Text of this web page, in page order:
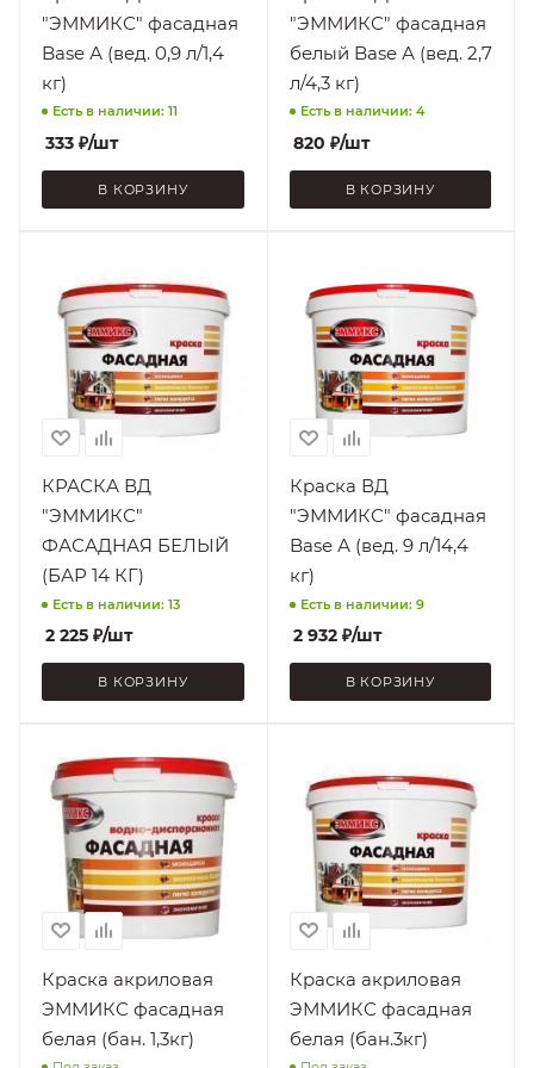
При плюсовых
температурах
Стойкость к
Мокрому
истиранию,
Раствору
бытовых моющих
средств, УФ-
лучам
"ЭММИКС" фасадная
Base А (вед. 0,9 л/1,4
кг)
Есть в наличии: 11
333 ₽/шт
В КОРЗИНУ
Мокрому
истиранию,
Раствору
бытовых моющих
средств, УФ-
лучам
"ЭММИКС" фасадная
белый Base А (вед. 2,7
л/4,3 кг)
Есть в наличии: 4
820 ₽/шт
В КОРЗИНУ
OSB,
Асбестоцементные
поверхности,
Бетон, ДСП,
Дерево, Кирпич,
Фанера, Цемент,
Штукатурка
При плюсовых
температурах
Стойкость к
Мокрому
истиранию,
Раствору
бытовых моющих
средств, УФ-
КРАСКА ВД
"ЭММИКС"
ФАСАДНАЯ БЕЛЫЙ
(БАР 14 КГ)
Есть в наличии: 13
2 225 ₽/шт
В КОРЗИНУ
OSB,
Асбестоцементные
поверхности,
Бетон, ДСП,
Дерево, Кирпич,
Фанера, Цемент,
Штукатурка
При плюсовых
температурах
Стойкость к
Мокрому
истиранию,
Раствору
бытовых моющих
средств, УФ-
Краска ВД
"ЭММИКС" фасадная
Base А (вед. 9 л/14,4
кг)
Есть в наличии: 9
2 932₽/шт
В КОРЗИНУ
Поверхность
OSB,
Асбестоцементные
поверхности,
Бетон, ДСП,
Дерево, Кирпич,
Фанера, Цемент,
Штукатурка
При плюсовых
температурах
Стойкость к
Краска акриловая
ЭММИКС фасадная
белая (бан. 1,3кг)
OSB, Бетон, ДСП,
Дерево, Кирпич,
Фанера, Цемент,
Штукатурка
Нанесение
При плюсовых
температурах
Стойкость к
Мокрому
истиранию,
Раствору
Краска акриловая
ЭММИКС фасадная
белая (бан.3кг)